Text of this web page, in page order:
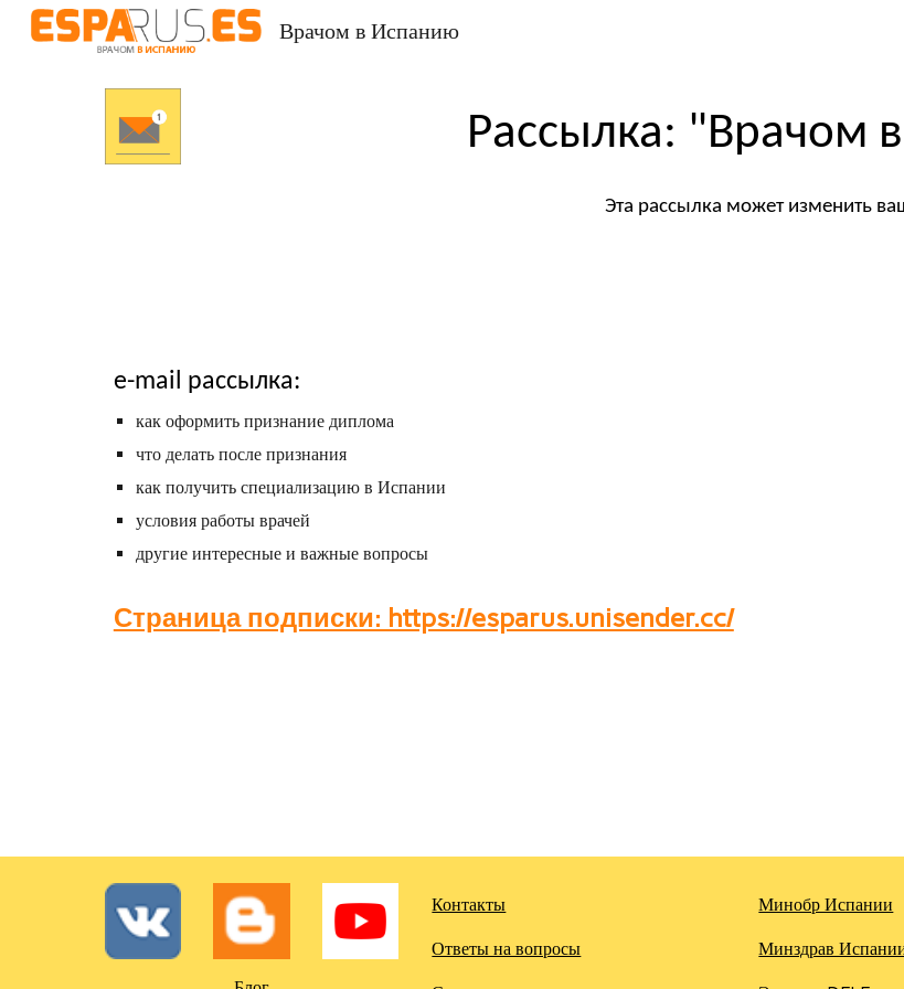
Врачом в Испанию
Рассылка: "Врачом
Эта рассылка может изменить
e-mail рассылка:
как оформить признание диплома
что делать после признания
как получить специализацию в Испании
условия работы врачей
другие интересные и важные вопросы
Страница подписки: https://esparus.unisender.cc/
Контакты
Ответы на вопросы
Минобр Испании
Минздрав